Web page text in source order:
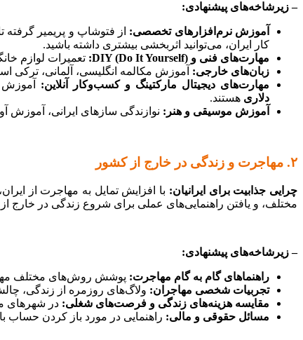
– زیرشاخه‌های پیشنهادی:
آموزش نرم‌افزارهای تخصصی: از فتوشاپ و پریمیر گرفته
کار ایران، می‌توانید اثربخشی بیشتری داشته باشید.
مهارت‌های فنی و DIY (Do It Yourself):
تعمیرات لوازم
زبان‌های خارجی: آموزش مکالمه انگلیسی، آلمانی، ترکی
مهارت‌های دیجیتال مارکتینگ و کسب‌وکار آنلاین: آموزش
دلاری هستند.
آموزش موسیقی و هنر: نوازندگی سازهای ایرانی، آموزش
۲. مهاجرت و زندگی در خارج از کشور
چرایی جذابیت برای ایرانیان: با افزایش تمایل به مهاجرت از
مختلف، و یافتن راهنمایی‌های عملی برای شروع زندگی در خارج
– زیرشاخه‌های پیشنهادی:
راهنماهای گام به گام مهاجرت: پوشش روش‌های مختلف
تجربیات شخصی مهاجران: ولاگ‌های روزمره از زندگی،
مقایسه هزینه‌های زندگی و فرصت‌های شغلی: در شهرهای
مسائل حقوقی و مالی: راهنمایی در مورد باز کردن حساب